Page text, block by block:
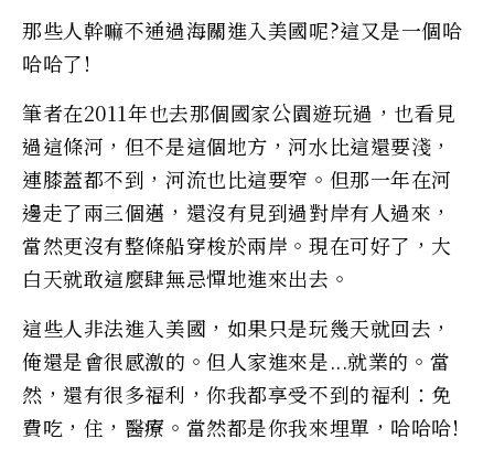
那些人幹嘛不通過海關進入美國呢?這又是一個哈
哈哈了!
筆者在2011年也去那個國家公園遊玩過，也看見
過這條河，但不是這個地方，河水比這還要淺，
連膝蓋都不到，河流也比這要窄。但那一年在河
邊走了兩三個邁，還沒有見到過對岸有人過來，
當然更沒有整條船穿梭於兩岸。現在可好了，大
白天就敢這麼肆無忌憚地進來出去。
這些人非法進入美國，如果只是玩幾天就回去，
俺還是會很感激的。但人家進來是...就業的。當
然，還有很多福利，你我都享受不到的福利：免
費吃，住，醫療。當然都是你我來埋單，哈哈哈!